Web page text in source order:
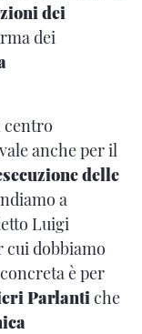
dei
dei
centro
anche per il
delle
a
Luigi
cui dobbiamo
è per
Parlanti che